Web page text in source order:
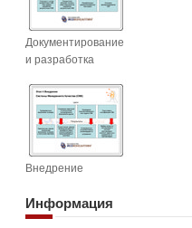
Документирование
и разработка
Внедрение
Информация